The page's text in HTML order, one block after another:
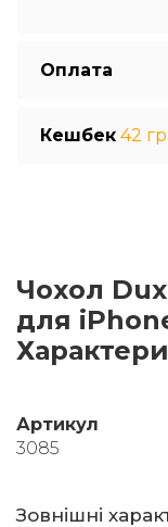
Оплата
Кешбек 42
Чохол
для
Артикул
3085
Зовнішні